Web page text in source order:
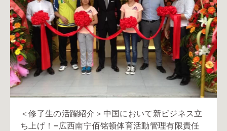
＜修了生の活躍紹介＞中国において新ビジネス立
ち上げ！–広西南宁佰铭顿体育活動管理有限責任